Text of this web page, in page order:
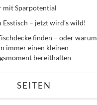
mit Sparpotential
Esstisch – jetzt wird’s wild!
finden – oder warum
immer einen kleinen
bereithalten
SEITEN